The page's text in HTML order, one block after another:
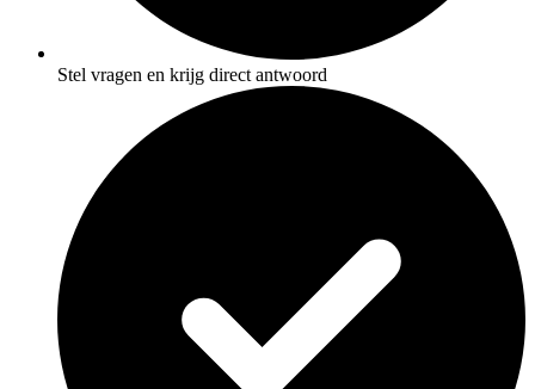
Stel vragen en krijg direct antwoord